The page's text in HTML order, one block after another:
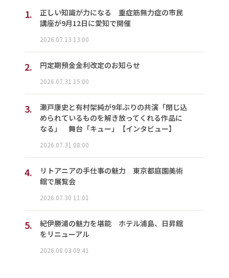
1.
正しい知識が力になる 重症筋無力症の市民
講座が9月12日に愛知で開催
2026.07.13 13:00
2. 円定期預金金利改定のお知らせ
2026.07.31 15:00
3.
瀬戸康史と有村架純が9年ぶりの共演「閉じ込
められているものを解き放ってくれる作品に
なる」 舞台「キュー」【インタビュー】
2026.07.31 08:00
4.
リトアニアの手仕事の魅力 東京都庭園美術
館で展覧会
2026.07.30 11:01
5.
紀伊勝浦の魅力を堪能 ホテル浦島、日昇館
をリニューアル
2026.08.03 09:41